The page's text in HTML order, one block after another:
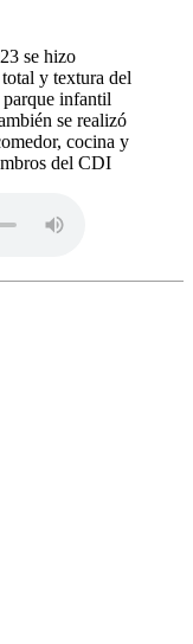
se hizo
y textura del
infantil
se realizó
cocina y
del CDI